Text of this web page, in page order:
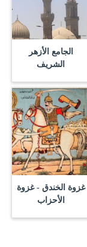
الجامع الأزهر
الشريف
غزوة الخندق - غزوة
الأحزاب